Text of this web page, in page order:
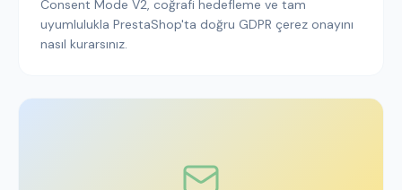
Consent Mode V2, coğrafi hedefleme ve tam
uyumlulukla PrestaShop'ta doğru GDPR çerez onayını
nasıl kurarsınız.